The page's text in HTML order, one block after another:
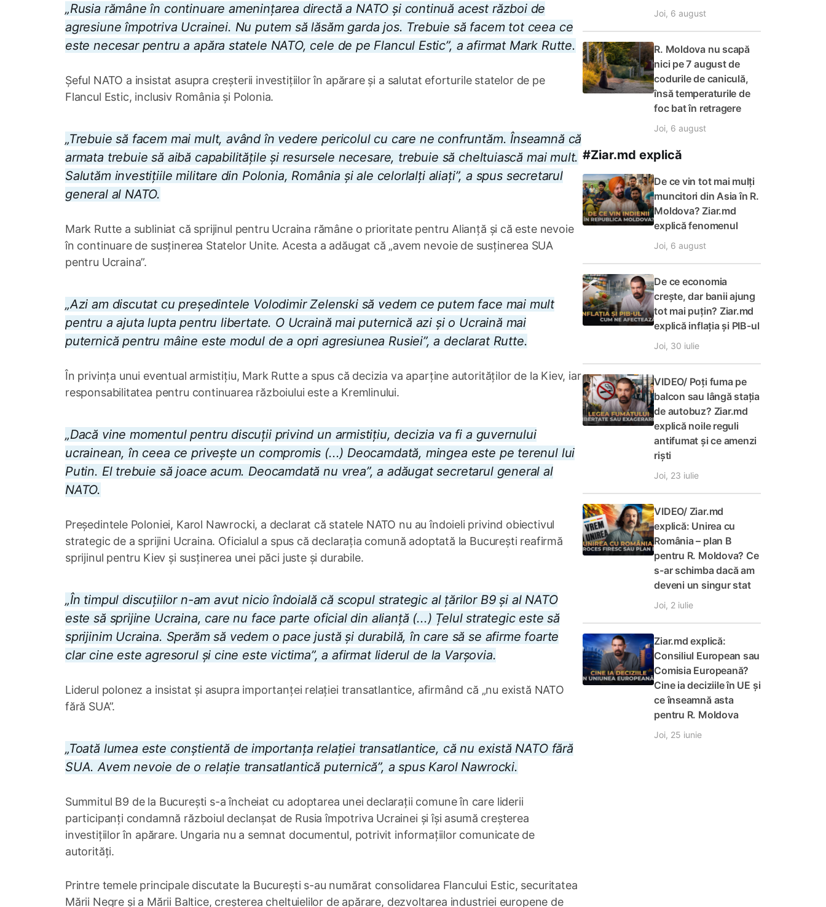
„Rusia rămâne în continuare amenințarea directă a NATO și continuă acest război de
agresiune împotriva Ucrainei. Nu putem să lăsăm garda jos. Trebuie să facem tot ceea ce
este necesar pentru a apăra statele NATO, cele de pe Flancul Estic”, a afirmat Mark Rutte.
Șeful NATO a insistat asupra creșterii investițiilor în apărare și a salutat eforturile statelor de pe
Flancul Estic, inclusiv România și Polonia.
„Trebuie să facem mai mult, având în vedere pericolul cu care ne confruntăm. Înseamnă că
armata trebuie să aibă capabilitățile și resursele necesare, trebuie să cheltuiască mai mult.
Salutăm investițiile militare din Polonia, România și ale celorlalți aliați”, a spus secretarul
general al NATO.
Mark Rutte a subliniat că sprijinul pentru Ucraina rămâne o prioritate pentru Alianță și că este nevoie
în continuare de susținerea Statelor Unite. Acesta a adăugat că „avem nevoie de susținerea SUA
pentru Ucraina”.
„Azi am discutat cu președintele Volodimir Zelenski să vedem ce putem face mai mult
pentru a ajuta lupta pentru libertate. O Ucraină mai puternică azi și o Ucraină mai
puternică pentru mâine este modul de a opri agresiunea Rusiei”, a declarat Rutte.
În privința unui eventual armistițiu, Mark Rutte a spus că decizia va aparține autorităților de la Kiev, iar
responsabilitatea pentru continuarea războiului este a Kremlinului.
„Dacă vine momentul pentru discuții privind un armistițiu, decizia va fi a guvernului
ucrainean, în ceea ce privește un compromis (...) Deocamdată, mingea este pe terenul lui
Putin. El trebuie să joace acum. Deocamdată nu vrea”, a adăugat secretarul general al
NATO.
Președintele Poloniei, Karol Nawrocki, a declarat că statele NATO nu au îndoieli privind obiectivul
strategic de a sprijini Ucraina. Oficialul a spus că declarația comună adoptată la București reafirmă
sprijinul pentru Kiev și susținerea unei păci juste și durabile.
„În timpul discuțiilor n-am avut nicio îndoială că scopul strategic al țărilor B9 și al NATO
este să sprijine Ucraina, care nu face parte oficial din alianță (...) Țelul strategic este să
sprijinim Ucraina. Sperăm să vedem o pace justă și durabilă, în care să se afirme foarte
clar cine este agresorul și cine este victima”, a afirmat liderul de la Varșovia.
Liderul polonez a insistat și asupra importanței relației transatlantice, afirmând că „nu există NATO
fără SUA”.
„Toată lumea este conștientă de importanța relației transatlantice, că nu există NATO fără
SUA. Avem nevoie de o relație transatlantică puternică”, a spus Karol Nawrocki.
Summitul B9 de la București s-a încheiat cu adoptarea unei declarații comune în care liderii
participanți condamnă războiul declanșat de Rusia împotriva Ucrainei și își asumă creșterea
investițiilor în apărare. Ungaria nu a semnat documentul, potrivit informațiilor comunicate de
autorități.
Printre temele principale discutate la București s-au numărat consolidarea Flancului Estic, securitatea
Mării Negre și a Mării Baltice, creșterea cheltuielilor de apărare, dezvoltarea industriei europene de
Joi, 6 august
R. Moldova nu scapă
nici pe 7 august de
codurile de caniculă,
însă temperaturile de
foc bat în retragere
Joi, 6 august
#Ziar.md explică
De ce vin tot mai mulți
muncitori din Asia în R.
Moldova? Ziar.md
explică fenomenul
Joi, 6 august
De ce economia
crește, dar banii ajung
tot mai puțin? Ziar.md
explică inflația și PIB-ul
Joi, 30 iulie
VIDEO/ Poți fuma pe
balcon sau lângă stația
de autobuz? Ziar.md
explică noile reguli
antifumat și ce amenzi
riști
Joi, 23 iulie
VIDEO/ Ziar.md
explică: Unirea cu
România – plan B
pentru R. Moldova? Ce
s-ar schimba dacă am
deveni un singur stat
Joi, 2 iulie
Ziar.md explică:
Consiliul European sau
Comisia Europeană?
Cine ia deciziile în UE și
ce înseamnă asta
pentru R. Moldova
Joi, 25 iunie